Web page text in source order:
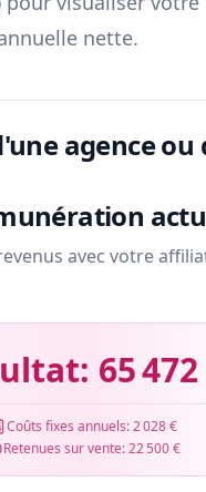
nette.
agence ou
avec votre
65
Coûts fixes annuels:2 028 €
Retenues sur vente:22 500 €